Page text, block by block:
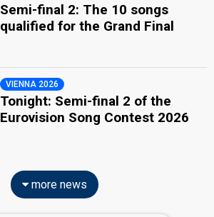
Semi-final 2: The 10 songs
qualified for the Grand Final
VIENNA 2026
Tonight: Semi-final 2 of the
Eurovision Song Contest 2026
more news